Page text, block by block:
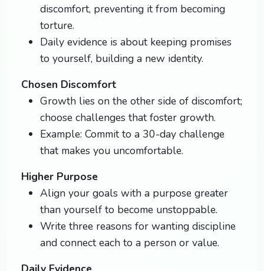
discomfort, preventing it from becoming
torture.
Daily evidence is about keeping promises
to yourself, building a new identity.
Chosen Discomfort
Growth lies on the other side of discomfort;
choose challenges that foster growth.
Example: Commit to a 30-day challenge
that makes you uncomfortable.
Higher Purpose
Align your goals with a purpose greater
than yourself to become unstoppable.
Write three reasons for wanting discipline
and connect each to a person or value.